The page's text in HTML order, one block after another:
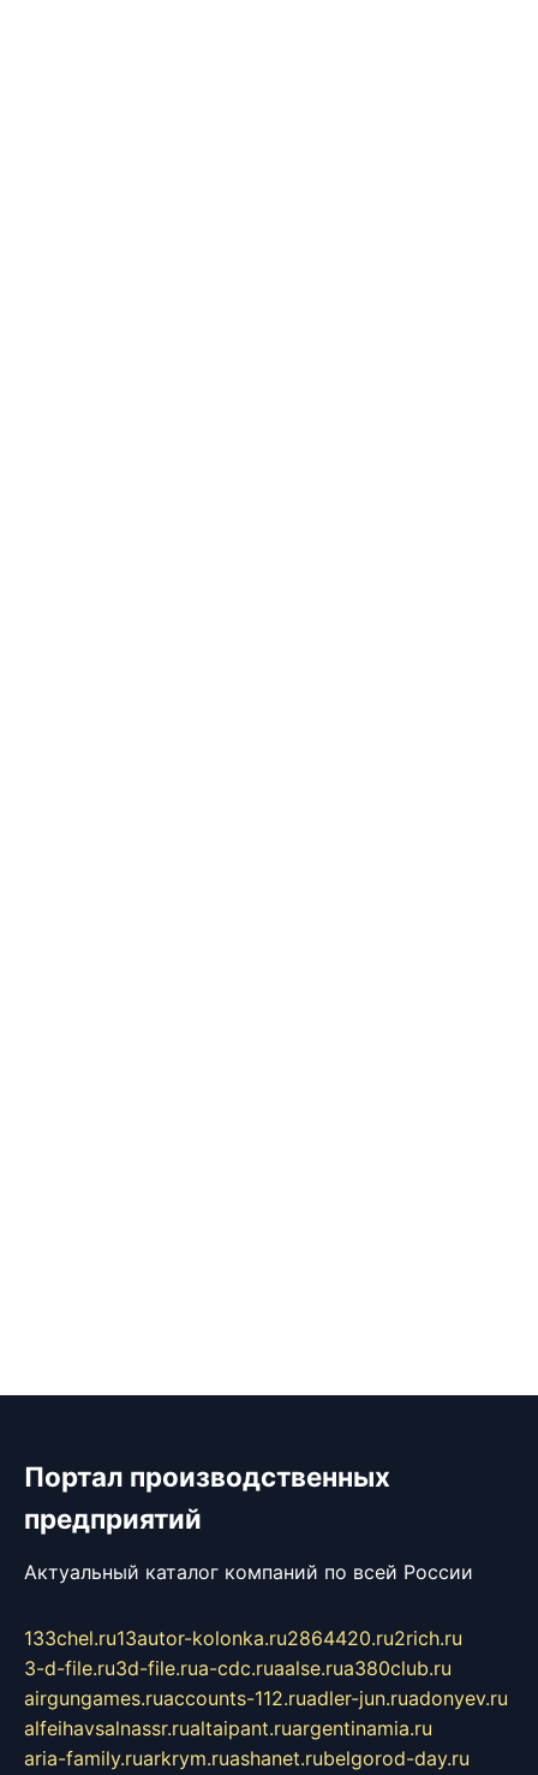
Портал производственных
предприятий
Актуальный каталог компаний по всей России
133chel.ru13autor-kolonka.ru2864420.ru2rich.ru
3-d-file.ru3d-file.rua-cdc.ruaalse.rua380club.ru
airgungames.ruaccounts-112.ruadler-jun.ruadonyev.ru
alfeihavsalnassr.rualtaipant.ruargentinamia.ru
aria-family.ruarkrym.ruashanet.rubelgorod-day.ru